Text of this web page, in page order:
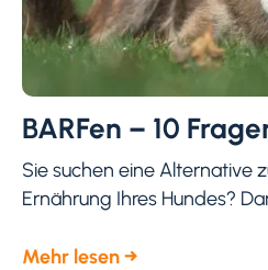
BARFen – 10
Sie suchen eine Alternative
Ernährung Ihres Hundes?
Mehr lesen →